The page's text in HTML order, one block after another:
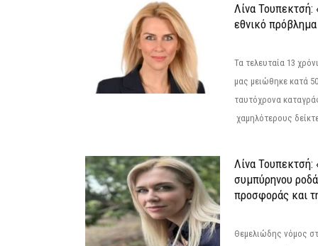
Λίνα Τουπεκτσή:
εθνικό πρόβλημα
Τα τελευταία 13
μας μειώθηκε κατά
ταυτόχρονα
χαμηλότερους
Λίνα Τουπεκτσή:
συμπύρηνου
προσφοράς και
Θεμελιώδης νόμος